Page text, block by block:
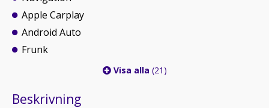
Apple Carplay
Android Auto
Frunk
Visa alla (21)
Beskrivning